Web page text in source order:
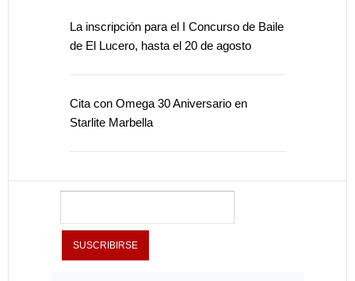
La inscripción para el I Concurso de Baile
de El Lucero, hasta el 20 de agosto
Cita con Omega 30 Aniversario en
Starlite Marbella